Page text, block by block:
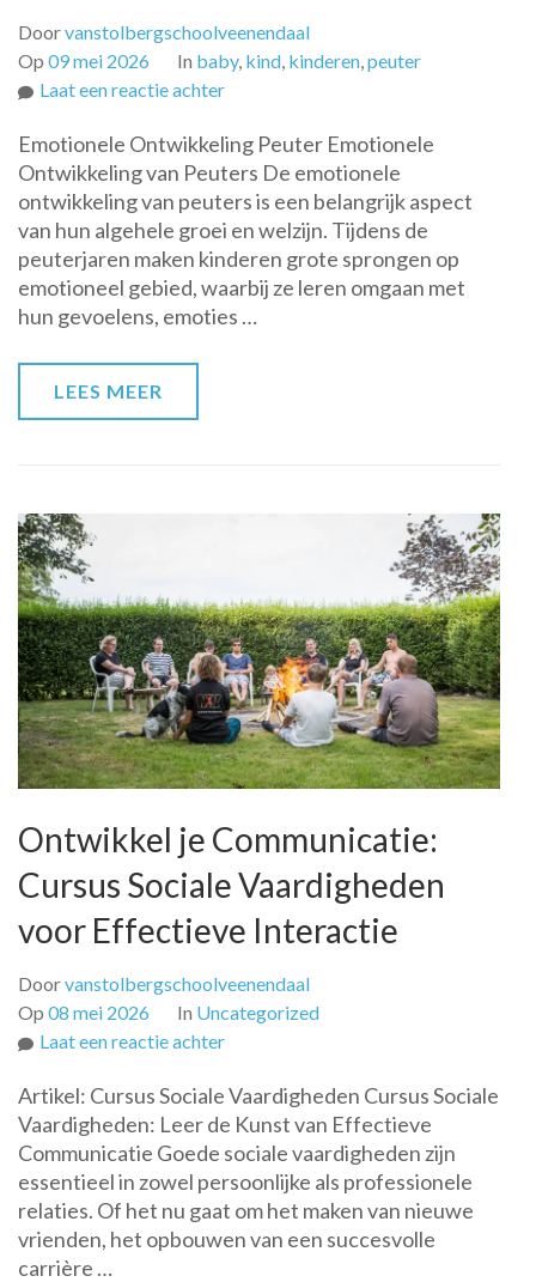
Doorvanstolbergschoolveenendaal
Op 09 mei 2026 In baby, kind kinderen peuter
Laat een reactie achterop
Belangrijkheid
van
Emotionele
Ontwikkeling
bij
Peuters
Emotionele Ontwikkeling Peuter Emotionele
Ontwikkeling van Peuters De emotionele
ontwikkeling van peuters is een belangrijk aspect
van hun algehele groei en welzijn. Tijdens de
peuterjaren maken kinderen grote sprongen op
emotioneel gebied, waarbij ze leren omgaan met
hun gevoelens, emoties …
LEES MEER
Ontwikkel je Communicatie:
Cursus Sociale Vaardigheden
voor Effectieve Interactie
Doorvanstolbergschoolveenendaal
Op 08 mei 2026 In Uncategorized
Laat een reactie achterop
je
Communicatie:
Cursus
Sociale
Vaardigheden
voor
Artikel: Cursus Sociale Vaardigheden Cursus Sociale
Vaardigheden: Leer de Kunst van Effectieve
Communicatie Goede sociale vaardigheden zijn
essentieel in zowel persoonlijke als professionele
relaties. Of het nu gaat om het maken van nieuwe
vrienden, het opbouwen van een succesvolle
carrière …